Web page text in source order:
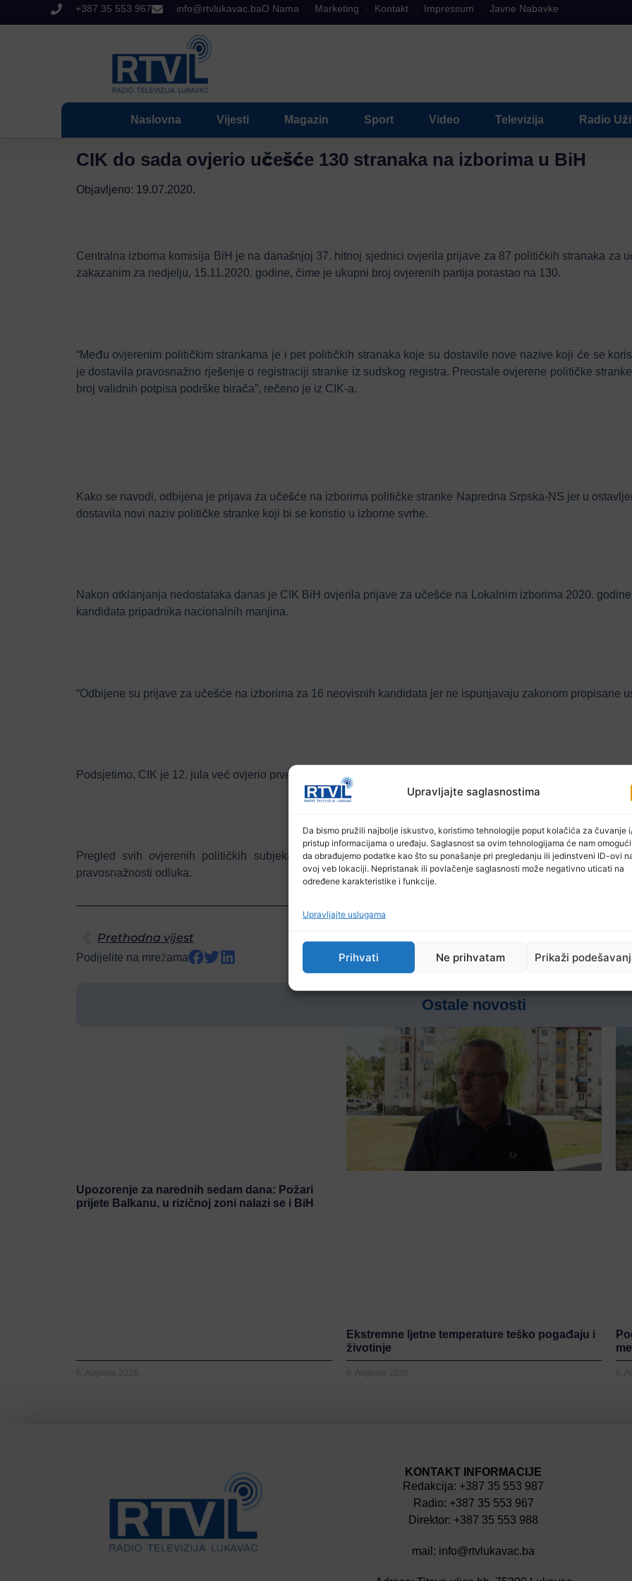
Upravljajte saglasnostima
Da bismo pružili najbolje iskustvo, koristimo tehnologije poput kolačića za čuvanje
pristup informacijama o uređaju. Saglasnost sa ovim tehnologijama će nam
da obrađujemo podatke kao što su ponašanje pri pregledanju ili jedinstveni ID-ovi
ovoj veb lokaciji. Nepristanak ili povlačenje saglasnosti može negativno uticati na
određene karakteristike i funkcije.
Upravljajte uslugama
Prihvati Ne prihvatam Prikaži
+387 35 553 967 info@rtvlukavac.baO Nama Marketing Kontakt Impressum Javne Nabavke
Naslovna Vijesti Magazin Sport Video Televizija Radio
CIK do sada ovjerio učešće 130 stranaka na izborima u BiH
Objavljeno: 19.07.2020.
Centralna izborna komisija BiH je na današnjoj 37. hitnoj sjednici ovjerila prijave za 87 političkih stranaka za
zakazanim za nedjelju, 15.11.2020. godine, čime je ukupni broj ovjerenih partija porastao na 130.
“Među ovjerenim političkim strankama je i pet političkih stranaka koje su dostavile nove nazive koji će se
je dostavila pravosnažno rješenje o registraciji stranke iz sudskog registra. Preostale ovjerene političke
broj validnih potpisa podrške birača”, rečeno je iz CIK-a.
Kako se navodi, odbijena je prijava za učešće na izborima političke stranke Napredna Srpska-NS jer u
dostavila novi naziv političke stranke koji bi se koristio u izborne svrhe.
Nakon otklanjanja nedostataka danas je CIK BiH ovjerila prijave za učešće na Lokalnim izborima 2020.
kandidata pripadnika nacionalnih manjina.
“Odbijene su prijave za učešće na izborima za 16 neovisnih kandidata jer ne ispunjavaju zakonom propisane
Podsjetimo, CIK je 12. jula već ovjerio prve 43 stranke, mada će konačni spisak partija bit će poznat naknadno.
Pregled svih ovjerenih političkih subjekata po izbornim jedinicama Centralna izborna komisija BiH
pravosnažnosti odluka.
Prethodna vijest
Podijelite na mrežama
Ostale novosti
Upozorenje za narednih sedam dana: Požari
prijete Balkanu, u rizičnoj zoni nalazi se i BiH
6. Augusta 2026.
Ekstremne ljetne temperature teško pogađaju i
životinje
6. Augusta 2026. 6.
KONTAKT INFORMACIJE
Redakcija: +387 35 553 987
Radio: +387 35 553 967
Direktor: +387 35 553 988
mail: info@rtvlukavac.ba